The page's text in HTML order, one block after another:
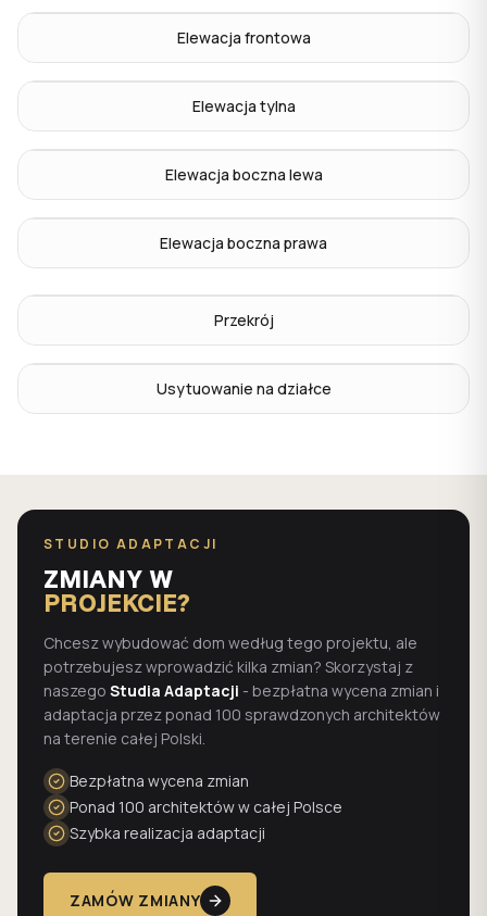
Elewacja frontowa
Elewacja tylna
Elewacja boczna lewa
Elewacja boczna prawa
Przekrój
Usytuowanie na działce
STUDIO ADAPTACJI
ZMIANY W
PROJEKCIE?
Chcesz wybudować dom według tego projektu, ale
potrzebujesz wprowadzić kilka zmian? Skorzystaj z
naszego Studia Adaptacji - bezpłatna wycena zmian i
adaptacja przez ponad 100 sprawdzonych architektów
na terenie całej Polski.
Bezpłatna wycena zmian
Ponad 100 architektów w całej Polsce
Szybka realizacja adaptacji
ZAMÓW ZMIANY